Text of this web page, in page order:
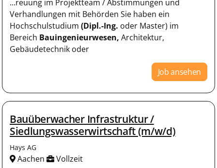
...reuung im Projektteam / Abstimmungen und
Verhandlungen mit Behörden Sie haben ein
Hochschulstudium (Dipl.-Ing. oder Master) im
Bereich Bauingenieurwesen, Architektur,
Gebäudetechnik oder
Job ansehen
Bauüberwacher Infrastruktur /
Siedlungswasserwirtschaft (m/w/d)
Hays AG
Aachen Vollzeit